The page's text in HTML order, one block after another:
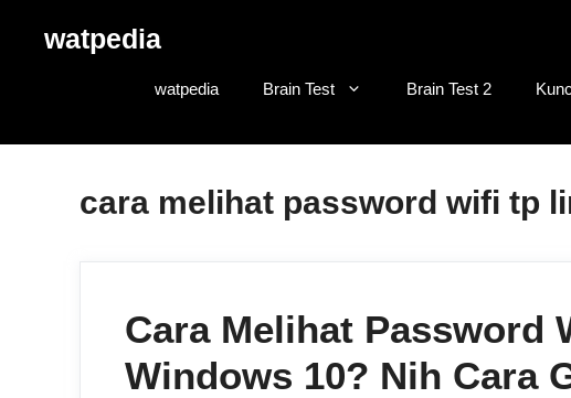
watpedia
watpedia Brain Test Brain Test 2
cara melihat password wifi tp
Cara Melihat Password
Windows 10? Nih Cara